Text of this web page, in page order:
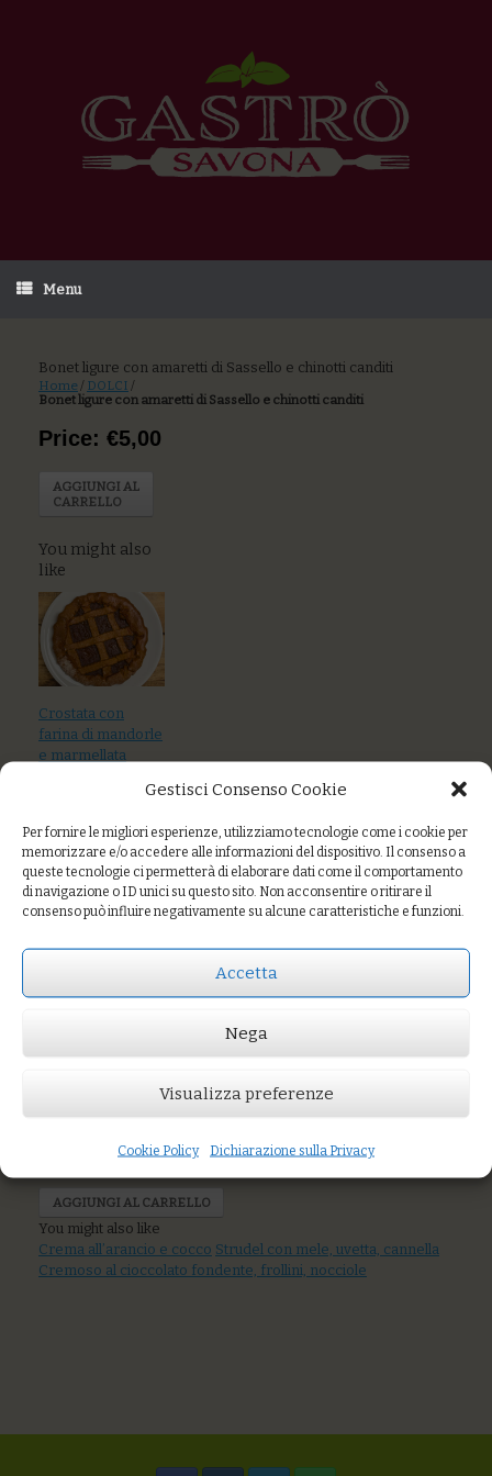
Gestisci Consenso Cookie
Per fornire le migliori esperienze, utilizziamo tecnologie come i cookie per
memorizzare e/o accedere alle informazioni del dispositivo. Il consenso a
queste tecnologie ci permetterà di elaborare dati come il comportamento
di navigazione o ID unici su questo sito. Non acconsentire o ritirare il
consenso può influire negativamente su alcune caratteristiche e funzioni.
Accetta
Nega
Visualizza preferenze
Cookie Policy Dichiarazione sulla Privacy
Menu
Bonet ligure con amaretti di Sassello e chinotti canditi
Home / DOLCI /
Bonet ligure con amaretti di Sassello e chinotti canditi
€5,00
AGGIUNGI AL CARRELLO
You might also like
Crema all’arancio e cocco Strudel con mele, uvetta, cannella
Cremoso al cioccolato fondente, frollini, nocciole
Price: €5,00
AGGIUNGI AL
CARRELLO
You might also
like
Crostata con
farina di mandorle
e marmellata
“Namelaka”
cioccolato
caramello